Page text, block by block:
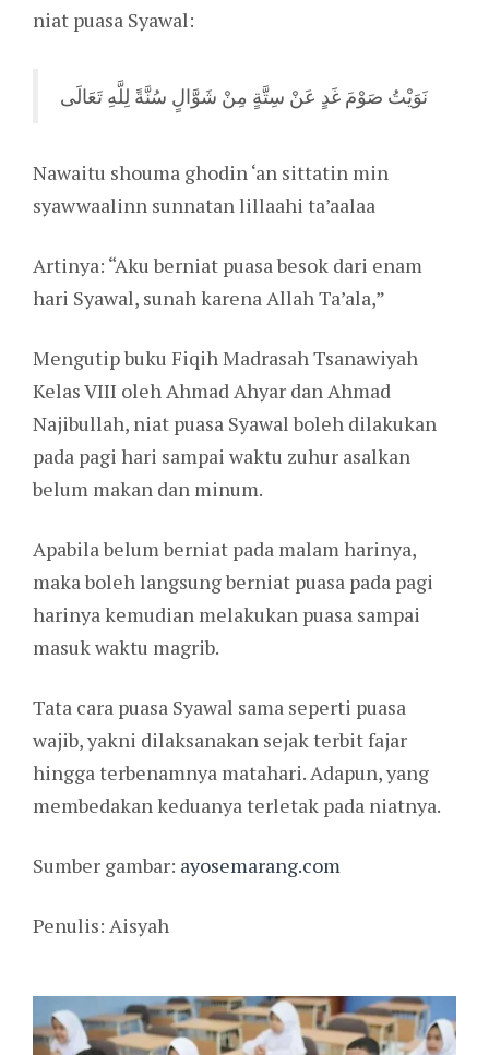
niat puasa Syawal:
نَوَيْتُ صَوْمَ غَدٍ عَنْ سِتَّةٍ مِنْ شَوَّالٍ سُنَّةً لِلَّهِ تَعَالَى
Nawaitu shouma ghodin ‘an sittatin min
syawwaalinn sunnatan lillaahi ta’aalaa
Artinya: “Aku berniat puasa besok dari enam
hari Syawal, sunah karena Allah Ta’ala,”
Mengutip buku Fiqih Madrasah Tsanawiyah
Kelas VIII oleh Ahmad Ahyar dan Ahmad
Najibullah, niat puasa Syawal boleh dilakukan
pada pagi hari sampai waktu zuhur asalkan
belum makan dan minum.
Apabila belum berniat pada malam harinya,
maka boleh langsung berniat puasa pada pagi
harinya kemudian melakukan puasa sampai
masuk waktu magrib.
Tata cara puasa Syawal sama seperti puasa
wajib, yakni dilaksanakan sejak terbit fajar
hingga terbenamnya matahari. Adapun, yang
membedakan keduanya terletak pada niatnya.
Sumber gambar: ayosemarang.com
Penulis: Aisyah